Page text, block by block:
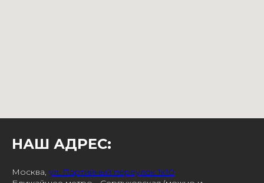
НАШ АДРЕС:
Москва, ул. Партийный переулок 1к10